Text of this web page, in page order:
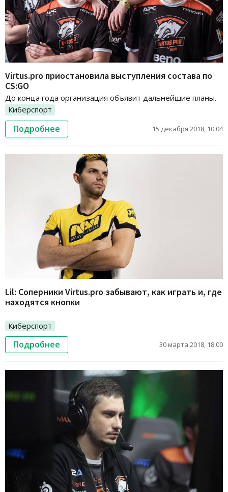
Virtus.pro приостановила выступления состава по
CS:GO
До конца года организация объявит дальнейшие планы.
Киберспорт
Подробнее 15 декабря 2018, 10:04
Lil: Соперники Virtus.pro забывают, как играть и, где
находятся кнопки
Киберспорт
Подробнее 30 марта 2018, 18:00